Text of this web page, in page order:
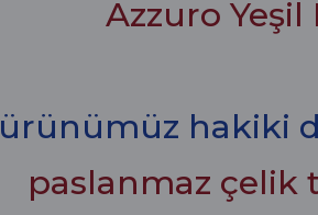
Azzuro
ürünümüz hakiki
paslanmaz çelik